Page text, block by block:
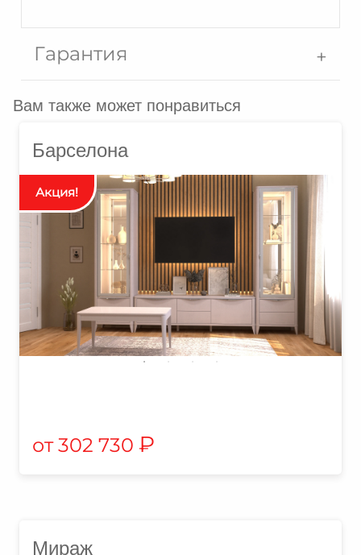
Гарантия
Вам также может понравиться
Барселона
302 730 ₽
Мираж